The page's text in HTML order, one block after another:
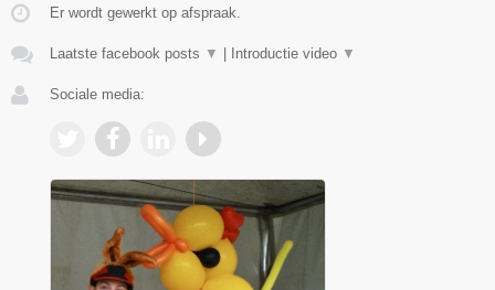
Er wordt gewerkt op afspraak.
Laatste facebook posts ▼ Introductie video ▼
Sociale media: